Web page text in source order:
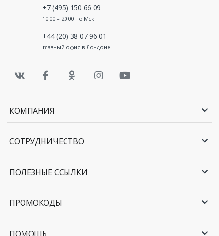
+7 (495) 150 66 09
10:00 – 20:00 по Мск
+44 (20) 38 07 96 01
главный офис в Лондоне
КОМПАНИЯ
СОТРУДНИЧЕСТВО
ПОЛЕЗНЫЕ ССЫЛКИ
ПРОМОКОДЫ
ПОМОЩЬ